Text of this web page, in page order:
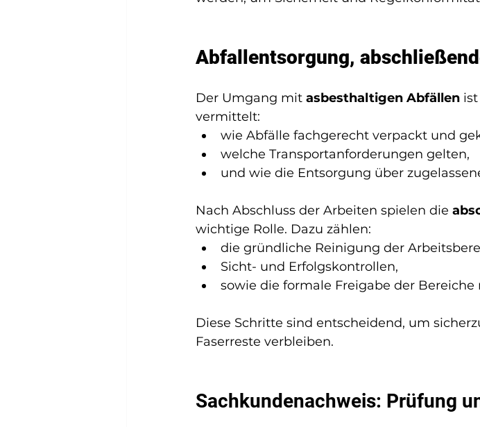
Abfallentsorgung,
Der Umgang mit asbesthaltigen Abfällen
vermittelt:
wie Abfälle fachgerecht verpackt und
welche Transportanforderungen gelten,
und wie die Entsorgung über
Nach Abschluss der Arbeiten spielen die
wichtige Rolle. Dazu zählen:
die gründliche Reinigung der
Sicht- und Erfolgskontrollen,
sowie die formale Freigabe der
Diese Schritte sind entscheidend, um
Faserreste verbleiben.
Sachkundenachweis: Prüfung